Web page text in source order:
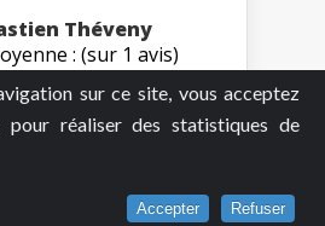
sur ce site, vous acceptez
pour réaliser des statistiques de
Accepter Refuser
Théveny
: (sur 1 avis)